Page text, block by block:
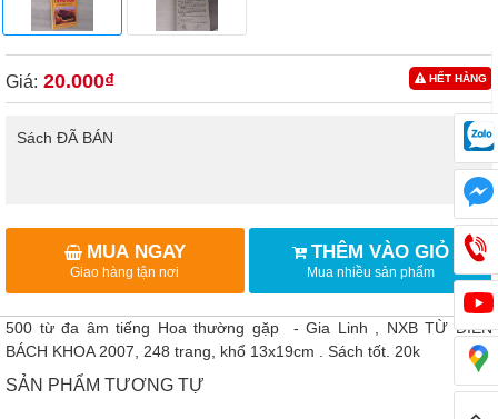
HẾT HÀNG
Giá: 20.000₫
Sách ĐÃ BÁN
MUA NGAY
Giao hàng tận nơi
THÊM VÀO GIỎ
Mua nhiều sản phẩm
500 từ đa âm tiếng Hoa thường gặp - Gia Linh , NXB TỪ ĐIỂN
BÁCH KHOA 2007, 248 trang, khổ 13x19cm . Sách tốt. 20k
SẢN PHẨM TƯƠNG TỰ